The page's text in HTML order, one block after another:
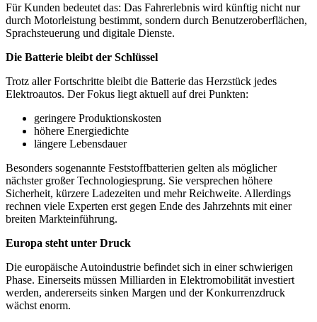
Für Kunden bedeutet das: Das Fahrerlebnis wird künftig nicht nur
durch Motorleistung bestimmt, sondern durch Benutzeroberflächen,
Sprachsteuerung und digitale Dienste.
Die Batterie bleibt der Schlüssel
Trotz aller Fortschritte bleibt die Batterie das Herzstück jedes
Elektroautos. Der Fokus liegt aktuell auf drei Punkten:
geringere Produktionskosten
höhere Energiedichte
längere Lebensdauer
Besonders sogenannte Feststoffbatterien gelten als möglicher
nächster großer Technologiesprung. Sie versprechen höhere
Sicherheit, kürzere Ladezeiten und mehr Reichweite. Allerdings
rechnen viele Experten erst gegen Ende des Jahrzehnts mit einer
breiten Markteinführung.
Europa steht unter Druck
Die europäische Autoindustrie befindet sich in einer schwierigen
Phase. Einerseits müssen Milliarden in Elektromobilität investiert
werden, andererseits sinken Margen und der Konkurrenzdruck
wächst enorm.